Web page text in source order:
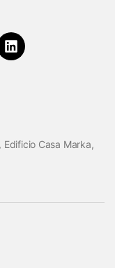
Edificio Casa Marka,